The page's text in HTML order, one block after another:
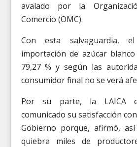
avalado por la
Comercio (OMC).
Con esta salvaguardia,
importación de azúcar
79,27 % y según las
consumidor final no se verá
Por su parte, la LAICA
comunicado su satisfacción
Gobierno porque, afirmó,
quiebra miles de